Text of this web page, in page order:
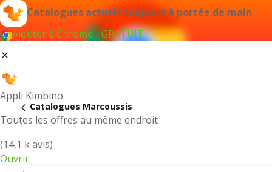
Catalogues actuels toujours à portée de main
Ajouter à Chrome - GRATUIT
Appli Kimbino
Toutes les offres au même endroit
(14,1 k avis)
Ouvrir
Catalogues Marcoussis